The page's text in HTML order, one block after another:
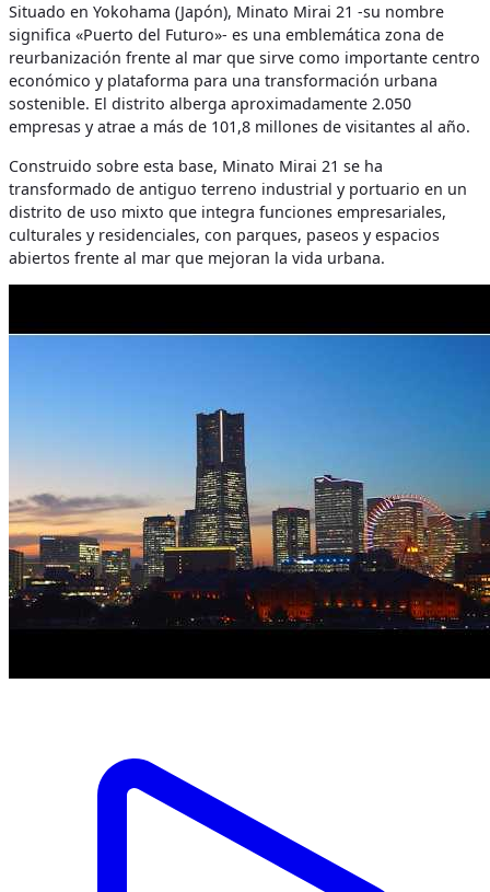
Situado en Yokohama (Japón), Minato Mirai 21 -su nombre
significa «Puerto del Futuro»- es una emblemática zona de
reurbanización frente al mar que sirve como importante centro
económico y plataforma para una transformación urbana
sostenible. El distrito alberga aproximadamente 2.050
empresas y atrae a más de 101,8 millones de visitantes al año.
Construido sobre esta base, Minato Mirai 21 se ha
transformado de antiguo terreno industrial y portuario en un
distrito de uso mixto que integra funciones empresariales,
culturales y residenciales, con parques, paseos y espacios
abiertos frente al mar que mejoran la vida urbana.